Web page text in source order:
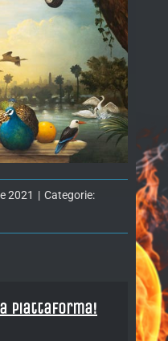
2021 | Categorie:
piattaforma!